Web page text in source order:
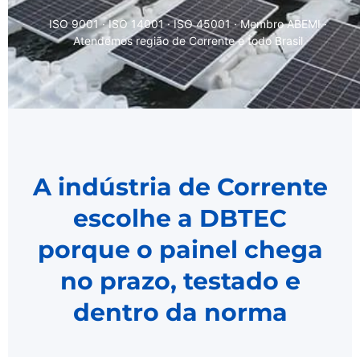
ISO 9001 · ISO 14001 · ISO 45001 · Membro ABEMI ·
Atendemos região de Corrente e todo Brasil
A indústria de Corrente
escolhe a DBTEC
porque o painel chega
no prazo, testado e
dentro da norma